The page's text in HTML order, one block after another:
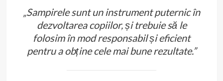
„Sampirele sunt un instrument puternic în
dezvoltarea copiilor, și trebuie să le
folosim în mod responsabil și eficient
pentru a obține cele mai bune rezultate.”